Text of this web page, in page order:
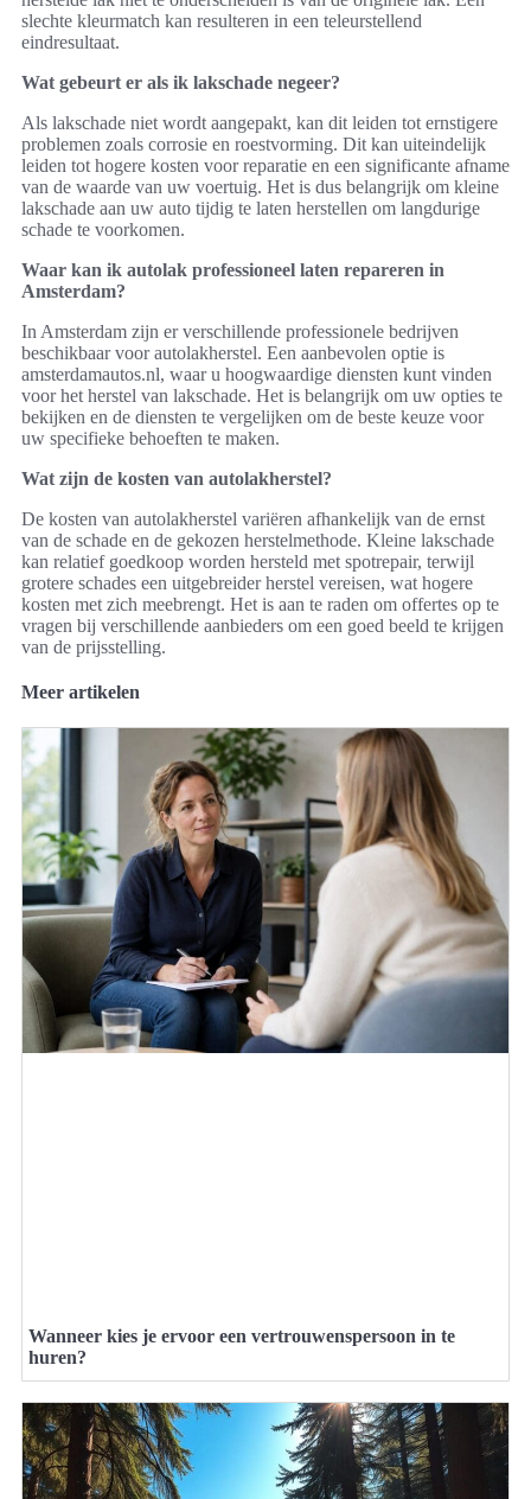
slechte kleurmatch kan resulteren in een teleurstellend
eindresultaat.
Wat gebeurt er als ik lakschade negeer?
Als lakschade niet wordt aangepakt, kan dit leiden tot ernstigere
problemen zoals corrosie en roestvorming. Dit kan uiteindelijk
leiden tot hogere kosten voor reparatie en een significante afname
van de waarde van uw voertuig. Het is dus belangrijk om kleine
lakschade aan uw auto tijdig te laten herstellen om langdurige
schade te voorkomen.
Waar kan ik autolak professioneel laten repareren in
Amsterdam?
In Amsterdam zijn er verschillende professionele bedrijven
beschikbaar voor autolakherstel. Een aanbevolen optie is
amsterdamautos.nl, waar u hoogwaardige diensten kunt vinden
voor het herstel van lakschade. Het is belangrijk om uw opties te
bekijken en de diensten te vergelijken om de beste keuze voor
uw specifieke behoeften te maken.
Wat zijn de kosten van autolakherstel?
De kosten van autolakherstel variëren afhankelijk van de ernst
van de schade en de gekozen herstelmethode. Kleine lakschade
kan relatief goedkoop worden hersteld met spotrepair, terwijl
grotere schades een uitgebreider herstel vereisen, wat hogere
kosten met zich meebrengt. Het is aan te raden om offertes op te
vragen bij verschillende aanbieders om een goed beeld te krijgen
van de prijsstelling.
Meer artikelen
Wanneer kies je ervoor een vertrouwenspersoon in te
huren?